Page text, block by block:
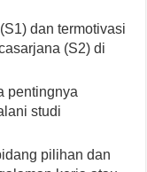
dan termotivasi
(S2) di
pentingnya
studi
pilihan dan